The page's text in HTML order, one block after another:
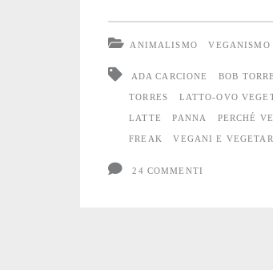
l’ipocrisia
del
ANIMALISMO VEGANISMO
ADA CARCIONE BOB
TORRES LATTO-OVO
LATTE PANNA PERCHÉ
FREAK VEGANI E
24 COMMENTI